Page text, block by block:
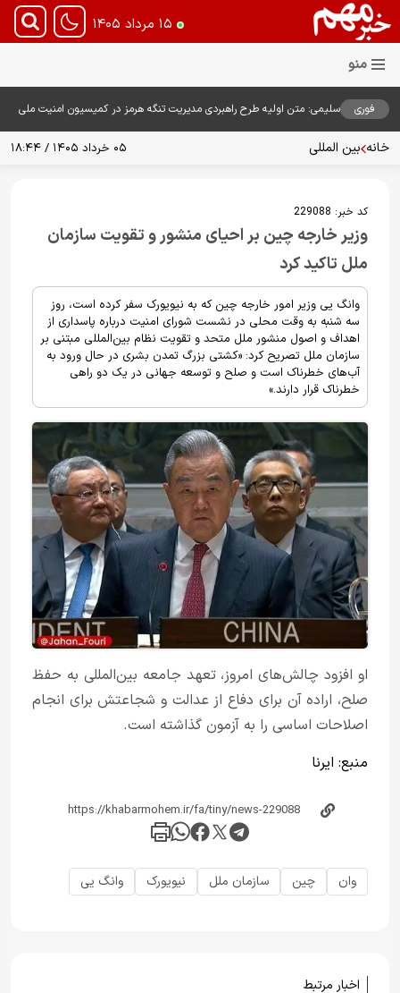
۱۵ مرداد ۱۴۰۵
فوری
سلیمی: متن اولیه طرح راهبردی مدیریت تنگه هرمز در کمیسیون امنیت ملی
خانه بین المللی ۰۵ خرداد ۱۴۰۵ / ۱۸:۴۴
کد خبر: 229088
وزیر خارجه چین بر احیای منشور و تقویت سازمان
ملل تاکید کرد
وانگ یی وزیر امور خارجه چین که به نیویورک سفر کرده است، روز
سه شنبه به وقت محلی در نشست شورای امنیت درباره پاسداری از
اهداف و اصول منشور ملل متحد و تقویت نظام بین‌المللی مبتنی بر
سازمان ملل تصریح کرد: «کشتی بزرگ تمدن بشری در حال ورود به
آب‌های خطرناک است و صلح و توسعه جهانی در یک دو راهی
خطرناک قرار دارند.»
او افزود چالش‌های امروز، تعهد جامعه بین‌المللی به حفظ
صلح، اراده آن برای دفاع از عدالت و شجاعتش برای انجام
اصلاحات اساسی را به آزمون گذاشته است.
منبع: ایرنا
وان چین سازمان ملل نیویورک وانگ یی
اخبار مرتبط